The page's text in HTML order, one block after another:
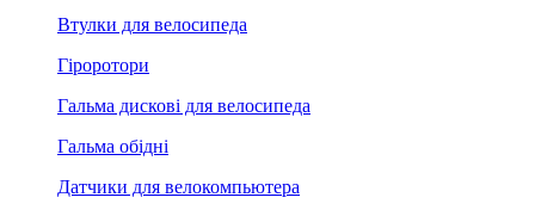
Втулки для велосипеда
Гіроротори
Гальма дискові для велосипеда
Гальма обідні
Датчики для велокомпьютера